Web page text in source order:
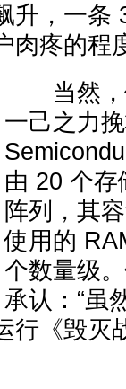
升，一条
肉疼的程
当然，
一己之力
由 20 个存
阵列，其
使用的
个数量级
承认：“虽
行《毁灭